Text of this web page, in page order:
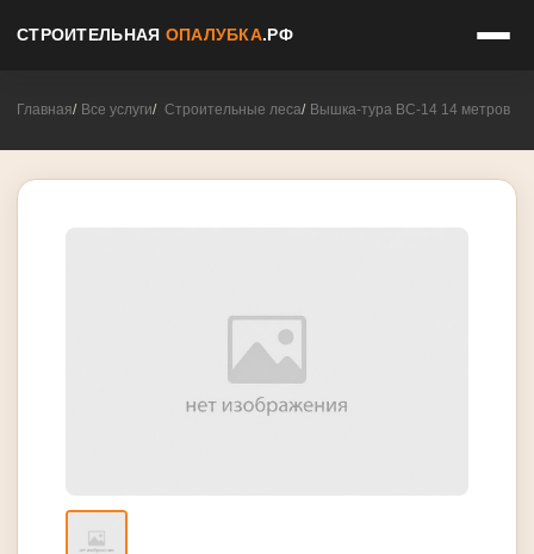
СТРОИТЕЛЬНАЯ ОПАЛУБКА.РФ
Главная Все услуги Строительные леса Вышка-тура ВС-14 14 метров